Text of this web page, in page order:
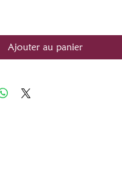
Ajouter au panier